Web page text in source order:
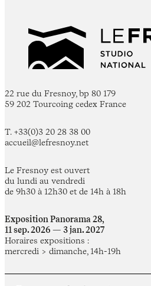
22 rue du Fresnoy, bp 80 179
59 202 Tourcoing cedex France
T. +33(0)3 20 28 38 00
accueil@lefresnoy.net
Le Fresnoy est ouvert
du lundi au vendredi
de 9h30 à 12h30 et de 14h à 18h
Exposition Panorama 28,
11 sep. 2026 — 3 jan. 2027
Horaires expositions :
mercredi > dimanche, 14h-19h